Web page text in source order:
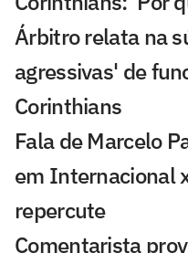
Árbitro relata na
agressivas' de
Corinthians
Fala de Marcelo
em Internacional
repercute
Comentarista